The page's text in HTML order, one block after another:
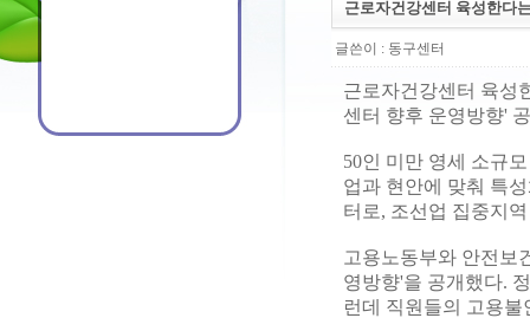
근로자건강센터 육성한다
글쓴이 : 동구센터
근로자건강센터 육성
센터 향후 운영방향'
50인 미만 영세 소규
업과 현안에 맞춰 특
터로, 조선업 집중지
고용노동부와 안전보
영방향'을 공개했다.
런데 직원들의 고용